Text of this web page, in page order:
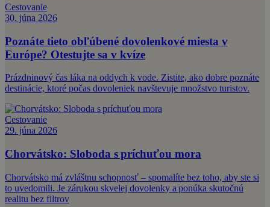
Cestovanie
30. júna 2026
Poznáte tieto obľúbené dovolenkové miesta v
Európe? Otestujte sa v kvíze
Prázdninový čas láka na oddych k vode. Zistite, ako dobre poznáte
destinácie, ktoré počas dovoleniek navštevuje množstvo turistov.
Cestovanie
29. júna 2026
Chorvátsko: Sloboda s príchuťou mora
Chorvátsko má zvláštnu schopnosť – spomalíte bez toho, aby ste si
to uvedomili. Je zárukou skvelej dovolenky a ponúka skutočnú
realitu bez filtrov